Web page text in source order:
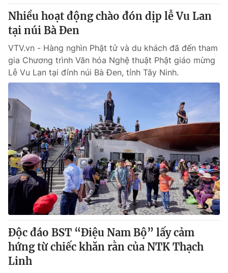
® Cấm sao chép dưới mọi hình thức nếu không có sự chấp
thuận bằng văn bản. Ghi rõ nguồn VTV.vn khi phát hành lại
thông tin từ website này.
Nhiều hoạt động chào đón dịp lễ Vu Lan
tại núi Bà Đen
VTV.vn - Hàng nghìn Phật tử và du khách đã đến tham
gia Chương trình Văn hóa Nghệ thuật Phật giáo mừng
Lễ Vu Lan tại đỉnh núi Bà Đen, tỉnh Tây Ninh.
Độc đáo BST “Điệu Nam Bộ” lấy cảm
hứng từ chiếc khăn rằn của NTK Thạch
Linh